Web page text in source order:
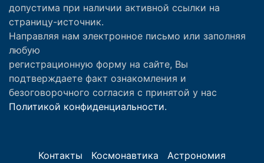
допустима при наличии активной ссылки на
страницу-источник.
Направляя нам электронное письмо или заполняя
любую
регистрационную форму на сайте, Вы
подтверждаете факт ознакомления и
безоговорочного согласия с принятой у нас
Политикой конфиденциальности.
Контакты Космонавтика Астрономия